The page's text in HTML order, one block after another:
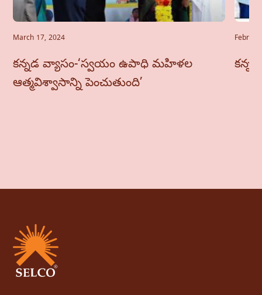
March 17, 2024
కన్నడ వ్యాసం-‘స్వయం ఉపాధి మహిళల
ఆత్మవిశ్వాసాన్ని పెంచుతుంది’